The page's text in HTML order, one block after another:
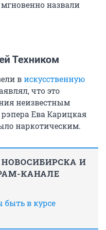
назвали
Техником
вискусственную
что это
неизвестным
Ева Карицкая
наркотическим.
И
КАНАЛЕ
быть в курсе